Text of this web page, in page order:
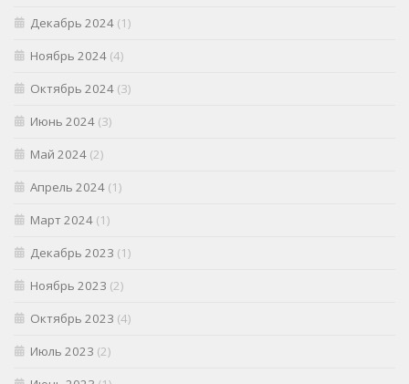
Декабрь 2024 (1)
Ноябрь 2024 (4)
Октябрь 2024 (3)
Июнь 2024 (3)
Май 2024 (2)
Апрель 2024 (1)
Март 2024 (1)
Декабрь 2023 (1)
Ноябрь 2023 (2)
Октябрь 2023 (4)
Июль 2023 (2)